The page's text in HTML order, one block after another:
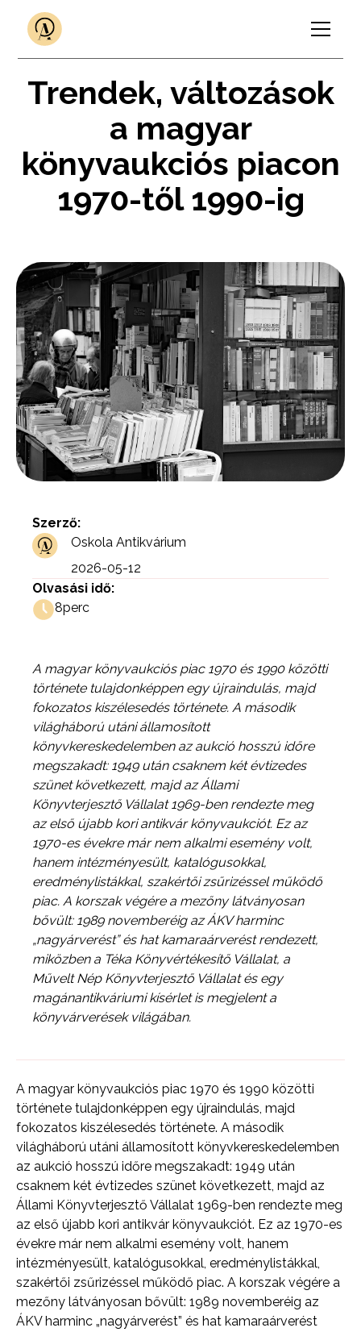
Trendek, változások
a magyar
könyvaukciós piacon
1970-től 1990-ig
Szerző:
2026-05-12
Oskola Antikvárium
Olvasási idő:
8perc
A magyar könyvaukciós piac 1970 és 1990 közötti
története tulajdonképpen egy újraindulás, majd
fokozatos kiszélesedés története. A második
világháború utáni államosított
könyvkereskedelemben az aukció hosszú időre
megszakadt: 1949 után csaknem két évtizedes
szünet következett, majd az Állami
Könyvterjesztő Vállalat 1969-ben rendezte meg
az első újabb kori antikvár könyvaukciót. Ez az
1970-es évekre már nem alkalmi esemény volt,
hanem intézményesült, katalógusokkal,
eredménylistákkal, szakértői zsűrizéssel működő
piac. A korszak végére a mezőny látványosan
bővült: 1989 novemberéig az ÁKV harminc
„nagyárverést” és hat kamaraárverést rendezett,
miközben a Téka Könyvértékesítő Vállalat, a
Művelt Nép Könyvterjesztő Vállalat és egy
magánantikváriumi kísérlet is megjelent a
könyvárverések világában.
A magyar könyvaukciós piac 1970 és 1990 közötti
története tulajdonképpen egy újraindulás, majd
fokozatos kiszélesedés története. A második
világháború utáni államosított könyvkereskedelemben
az aukció hosszú időre megszakadt: 1949 után
csaknem két évtizedes szünet következett, majd az
Állami Könyvterjesztő Vállalat 1969-ben rendezte meg
az első újabb kori antikvár könyvaukciót. Ez az 1970-es
évekre már nem alkalmi esemény volt, hanem
intézményesült, katalógusokkal, eredménylistákkal,
szakértői zsűrizéssel működő piac. A korszak végére a
mezőny látványosan bővült: 1989 novemberéig az
ÁKV harminc „nagyárverést” és hat kamaraárverést